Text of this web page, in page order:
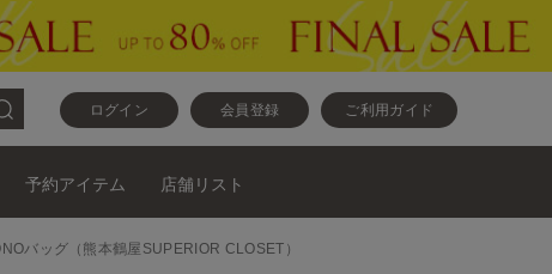
ログイン 会員登録 ご利用ガイド
予約アイテム 店舗リスト
バッグ（熊本鶴屋SUPERIOR CLOSET）